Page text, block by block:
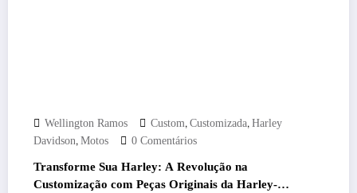
Wellington Ramos Custom, Customizada, Harley
Davidson, Motos 0 Comentários
Transforme Sua Harley: A Revolução na
Customização com Peças Originais da Harley-